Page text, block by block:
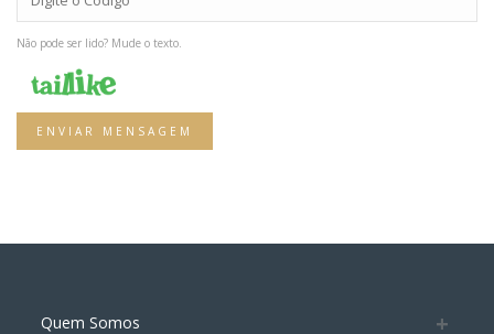
Não pode ser lido? Mude o texto.
ENVIAR MENSAGEM
Quem Somos